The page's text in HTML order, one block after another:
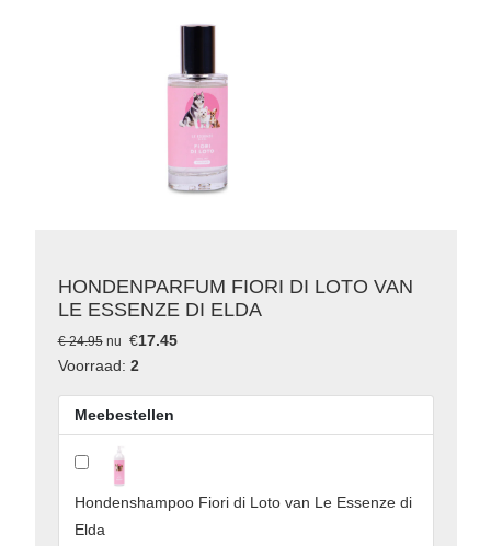
HONDENPARFUM FIORI DI LOTO VAN
LE ESSENZE DI ELDA
€ 24.95nu €17.45
Voorraad: 2
Meebestellen
Hondenshampoo Fiori di Loto van Le Essenze di
Elda